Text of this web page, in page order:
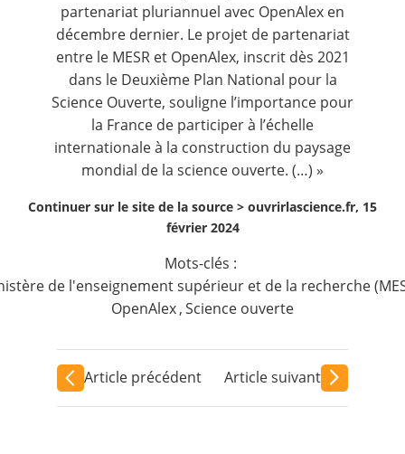
partenariat pluriannuel avec OpenAlex en
décembre dernier. Le projet de partenariat
entre le MESR et OpenAlex, inscrit dès 2021
dans le Deuxième Plan National pour la
Science Ouverte, souligne l’importance pour
la France de participer à l’échelle
internationale à la construction du paysage
mondial de la science ouverte. (…) »
Continuer sur le site de la source > ouvrirlascience.fr, 15
février 2024
Mots-clés :
de l'enseignement supérieur et de la recherche
OpenAlex,Science ouverte
Article précédent Article suivant